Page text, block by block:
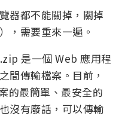
器都不能關掉，關掉
，需要重來一遍。
是一個 Web 應用程
間傳輸檔案。目前，
的最簡單、最安全的
沒有廢話，可以傳輸